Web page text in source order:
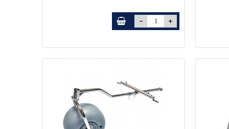
- +